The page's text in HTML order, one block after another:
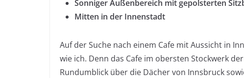
Sonniger Außenbereich mit gepolsterten
Mitten in der Innenstadt
Auf der Suche nach einem Cafe mit Aussicht in
wie ich. Denn das Cafe im obersten Stockwerk
Rundumblick über die Dächer von Innsbruck